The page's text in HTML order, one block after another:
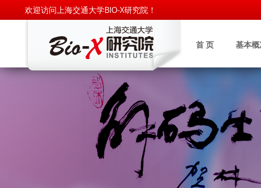
欢迎访问上海交通大学BIO-X研究院！
首 页 基本